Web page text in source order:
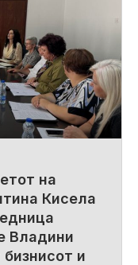
на
Кисела
Владини
и